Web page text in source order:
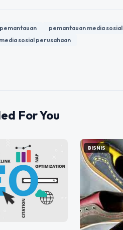
pemantauan pemantauan media sosial
sosial perusahaan
For You
BISNIS